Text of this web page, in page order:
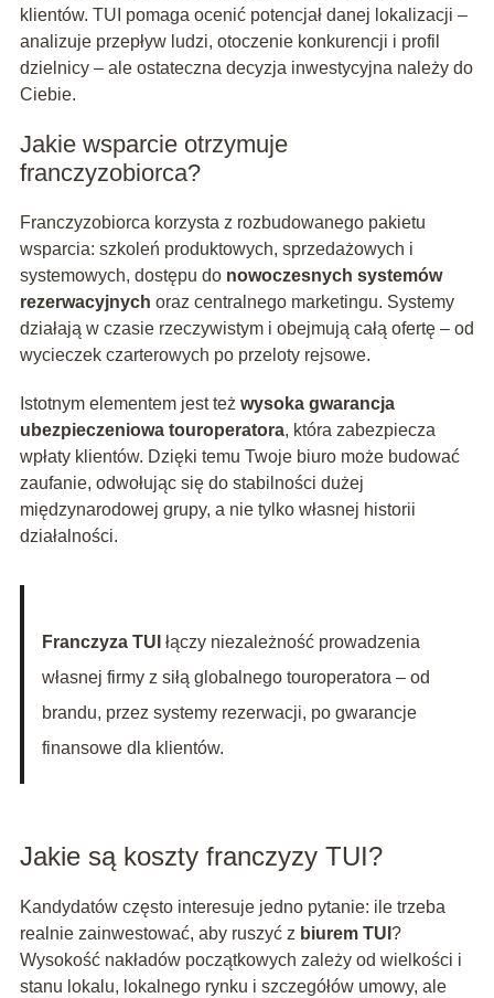
klientów. TUI pomaga ocenić potencjał danej lokalizacji –
analizuje przepływ ludzi, otoczenie konkurencji i profil
dzielnicy – ale ostateczna decyzja inwestycyjna należy do
Ciebie.
Jakie wsparcie otrzymuje
franczyzobiorca?
Franczyzobiorca korzysta z rozbudowanego pakietu
wsparcia: szkoleń produktowych, sprzedażowych i
systemowych, dostępu do nowoczesnych systemów
rezerwacyjnych oraz centralnego marketingu. Systemy
działają w czasie rzeczywistym i obejmują całą ofertę – od
wycieczek czarterowych po przeloty rejsowe.
Istotnym elementem jest też wysoka gwarancja
ubezpieczeniowa touroperatora, która zabezpiecza
wpłaty klientów. Dzięki temu Twoje biuro może budować
zaufanie, odwołując się do stabilności dużej
międzynarodowej grupy, a nie tylko własnej historii
działalności.
Franczyza TUI łączy niezależność prowadzenia
własnej firmy z siłą globalnego touroperatora – od
brandu, przez systemy rezerwacji, po gwarancje
finansowe dla klientów.
Jakie są koszty franczyzy TUI?
Kandydatów często interesuje jedno pytanie: ile trzeba
realnie zainwestować, aby ruszyć z biurem TUI ?
Wysokość nakładów początkowych zależy od wielkości i
stanu lokalu, lokalnego rynku i szczegółów umowy, ale